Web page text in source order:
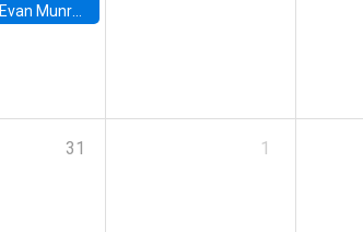
Evan Munro, Neyman Visiting Assistant Professor in the Department of Statistics at UC Berkeley
31 1